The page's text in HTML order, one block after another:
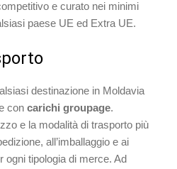
e curato nei minimi
paese UE ed Extra UE.
destinazione in Moldavia
con carichi groupage.
e la modalità di trasporto più
all’imballaggio e ai
tipologia di merce. Ad